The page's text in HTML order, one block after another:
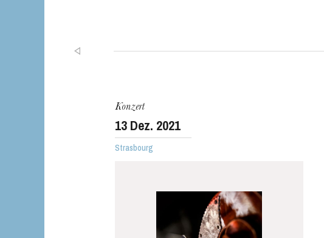
Konzert
13Dez. 2021
Strasbourg